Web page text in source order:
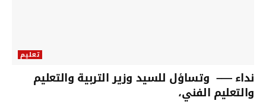
تعليم
نداء —– وتساؤل للسيد وزير التربية والتعليم
والتعليم الفني،